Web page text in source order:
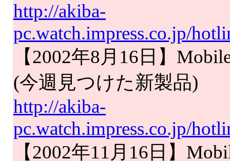
http://akiba-
pc.watch.impress.co.jp/
【2002年8月16日】
(今週見つけた新製品)
http://akiba-
pc.watch.impress.co.jp/
【2002年11月16日】